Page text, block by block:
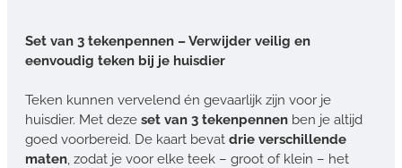
Set van 3 tekenpennen – Verwijder veilig en
eenvoudig teken bij je huisdier
Teken kunnen vervelend én gevaarlijk zijn voor je
huisdier. Met deze set van 3 tekenpennen ben je altijd
goed voorbereid. De kaart bevat drie verschillende
maten, zodat je voor elke teek – groot of klein – het